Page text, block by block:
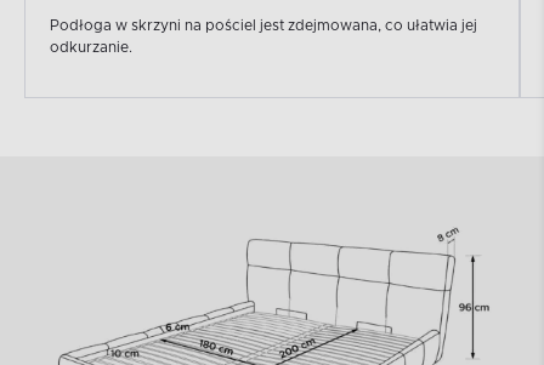
Podłoga w skrzyni na pościel jest zdejmowana, co ułatwia jej
odkurzanie.